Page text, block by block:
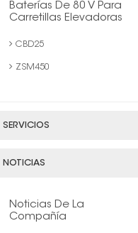
Baterías De 80 V Para
Carretillas Elevadoras
CBD25
ZSM450
SERVICIOS
NOTICIAS
Noticias De La
Compañía